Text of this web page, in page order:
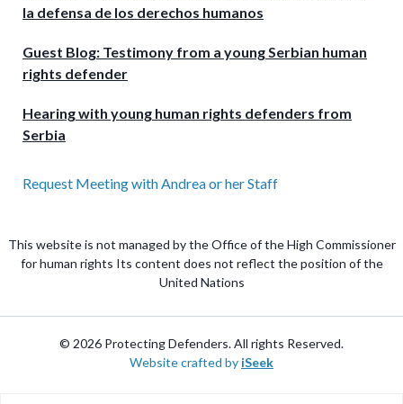
la defensa de los derechos humanos
Guest Blog: Testimony from a young Serbian human
rights defender
Hearing with young human rights defenders from
Serbia
Request Meeting with Andrea or her Staff
This website is not managed by the Office of the High Commissioner
for human rights Its content does not reflect the position of the
United Nations
© 2026 Protecting Defenders. All rights Reserved.
Website crafted by iSeek